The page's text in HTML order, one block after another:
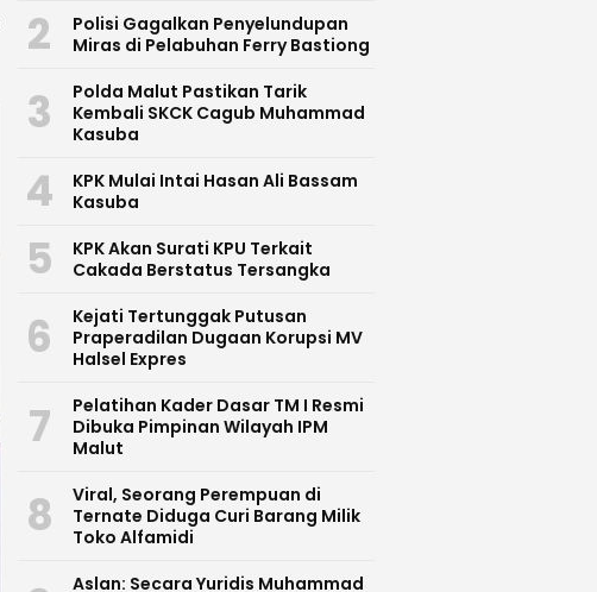
2
Polisi Gagalkan Penyelundupan
Miras di Pelabuhan Ferry Bastiong
3
Polda Malut Pastikan Tarik
Kembali SKCK Cagub Muhammad
Kasuba
4
KPK Mulai Intai Hasan Ali Bassam
Kasuba
5
KPK Akan Surati KPU Terkait
Cakada Berstatus Tersangka
6
Kejati Tertunggak Putusan
Praperadilan Dugaan Korupsi MV
Halsel Expres
7
Pelatihan Kader Dasar TM I Resmi
Dibuka Pimpinan Wilayah IPM
Malut
8
Viral, Seorang Perempuan di
Ternate Diduga Curi Barang Milik
Toko Alfamidi
Aslan: Secara Yuridis Muhammad